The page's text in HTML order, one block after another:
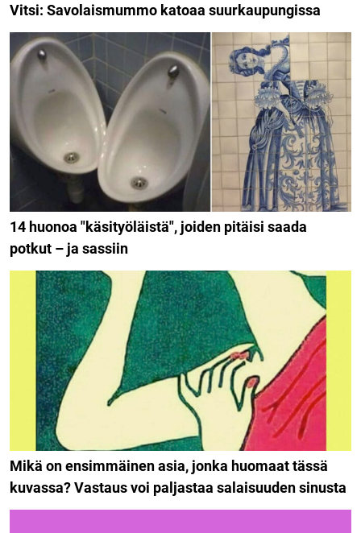
Vitsi: Savolaismummo katoaa suurkaupungissa
14 huonoa "käsityöläistä", joiden pitäisi saada
potkut – ja sassiin
Mikä on ensimmäinen asia, jonka huomaat tässä
kuvassa? Vastaus voi paljastaa salaisuuden sinusta